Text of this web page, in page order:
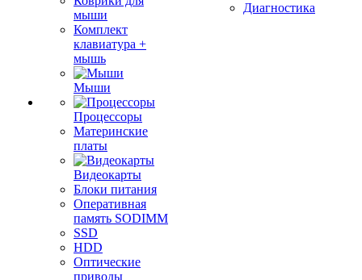
мыши
Комплект
клавиатура +
мышь
Мыши
Процессоры
Материнские
платы
Видеокарты
Блоки питания
Оперативная
память SODIMM
SSD
HDD
Оптические
приводы
Диагностика